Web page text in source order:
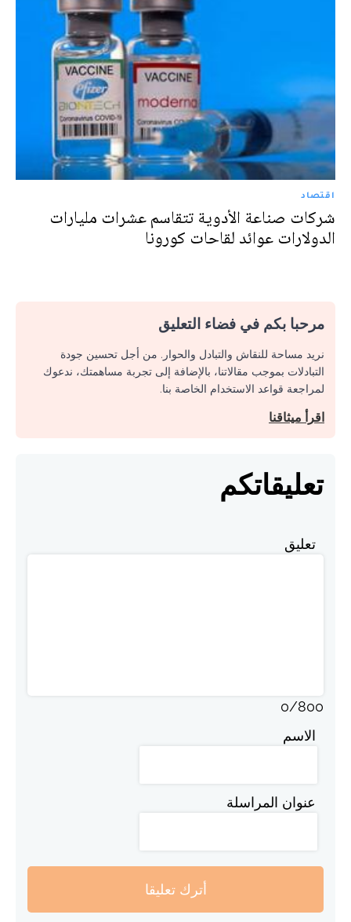
اقتصاد
شركات صناعة الأدوية تتقاسم عشرات مليارات
الدولارات عوائد لقاحات كورونا
مرحبا بكم في فضاء التعليق
نريد مساحة للنقاش والتبادل والحوار. من أجل تحسين جودة
التبادلات بموجب مقالاتنا، بالإضافة إلى تجربة مساهمتك، ندعوك
لمراجعة قواعد الاستخدام الخاصة بنا.
اقرأ ميثاقنا
تعليقاتكم
تعليق
0/800
الاسم
عنوان المراسلة
أترك تعليقا